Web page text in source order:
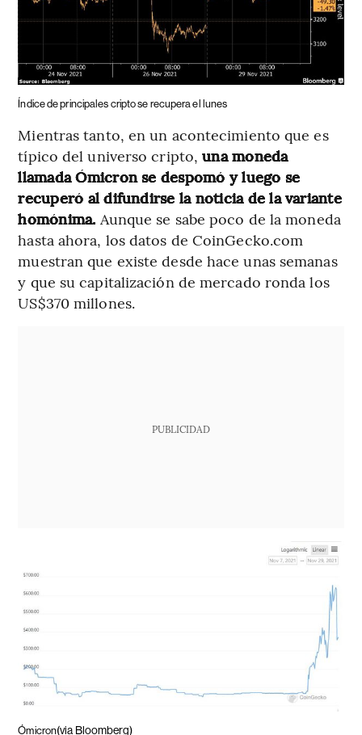
Índice de principales cripto se recupera el lunes
Mientras tanto, en un acontecimiento que es
típico del universo cripto,una moneda
llamada Ómicron se despomó y luego se
recuperó al difundirse la noticia de la variante
homónima. Aunque se sabe poco de la moneda
hasta ahora, los datos de CoinGecko.com
muestran que existe desde hace unas semanas
y que su capitalización de mercado ronda los
US$370 millones.
PUBLICIDAD
Ómicron(via Bloomberg)